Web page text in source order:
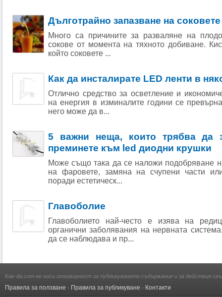
Дълготрайно запазване на соковете
Много са причините за разваляне на
сокове от момента на тяхното добиване.
който соковете ...
Как да инсталирате LED ленти в
Отлично средство за осветление и
на енергия в изминалите години се
него може да в...
5 важни неща, които трябва да
преминете към led диодни крушки
Може също така да се наложи подобряване
на фаровете, замяна на счупени части
поради естетическ...
Главоболие
Главоболието най-често е изява на
органични заболявания на нервната
да се наблюдава и пр...
Kak-da.com не носи отговорност за публикуваното съдържание и за действия
Правила за ползване · Правила за публикуване · Контакти